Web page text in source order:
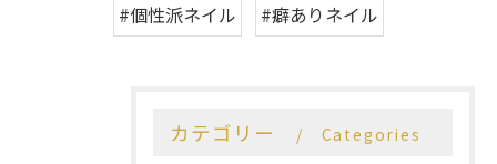
#個性派ネイル #癖ありネイル
カテゴリー Categories